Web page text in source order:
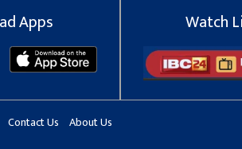
Apps Watch
Contact Us About Us